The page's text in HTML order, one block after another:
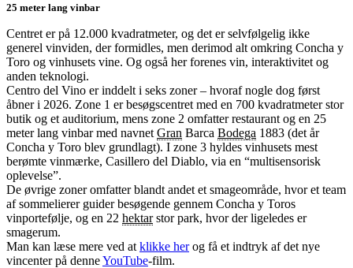
25 meter lang vinbar
Centret er på 12.000 kvadratmeter, og det er selvfølgelig ikke
generel vinviden, der formidles, men derimod alt omkring Concha y
Toro og vinhusets vine. Og også her forenes vin, interaktivitet og
anden teknologi.
Centro del Vino er inddelt i seks zoner – hvoraf nogle dog først
åbner i 2026. Zone 1 er besøgscentret med en 700 kvadratmeter stor
butik og et auditorium, mens zone 2 omfatter restaurant og en 25
meter lang vinbar med navnet Gran Barca Bodega 1883 (det år
Concha y Toro blev grundlagt). I zone 3 hyldes vinhusets mest
berømte vinmærke, Casillero del Diablo, via en “multisensorisk
oplevelse”.
De øvrige zoner omfatter blandt andet et smageområde, hvor et team
af sommelierer guider besøgende gennem Concha y Toros
vinportefølje, og en 22 hektarstor park, hvor der ligeledes er
smagerum.
Man kan læse mere ved at klikke herog få et indtryk af det nye
vincenter på denneYouTube-film.